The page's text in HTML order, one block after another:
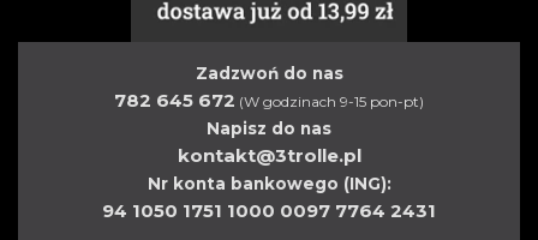
Zadzwoń do nas
782 645 672 (W godzinach 9-15 pon-pt)
Napisz do nas
kontakt@3trolle.pl
Nr konta bankowego (ING):
94 1050 1751 1000 0097 7764 2431